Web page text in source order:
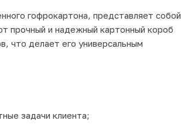
гофрокартона, представляет собой
прочный и надежный картонный короб
что делает его универсальным
задачи клиента;